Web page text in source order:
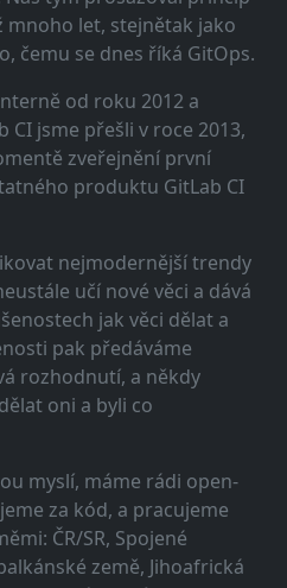
mnoho let, stejnětak jako
čemu se dnes říká GitOps.
od roku 2012 a
CI jsme přešli v roce 2013,
zveřejnění první
produktu GitLab CI
nejmodernější trendy
učí nové věci a dává
jak věci dělat a
pak předáváme
rozhodnutí, a někdy
oni a byli co
myslí, máme rádi open-
za kód, a pracujeme
ČR/SR, Spojené
země, Jihoafrická